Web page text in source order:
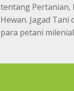
tentang Pertanian,
Hewan. Jagad
para petani